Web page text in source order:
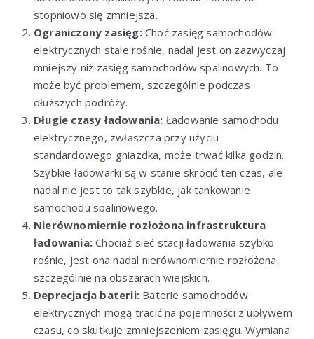
stopniowo się zmniejsza.
Ograniczony zasięg:Choć zasięg samochodów
elektrycznych stale rośnie, nadal jest on zazwyczaj
mniejszy niż zasięg samochodów spalinowych. To
może być problemem, szczególnie podczas
dłuższych podróży.
Długie czasy ładowania: Ładowanie samochodu
elektrycznego, zwłaszcza przy użyciu
standardowego gniazdka, może trwać kilka godzin.
Szybkie ładowarki są w stanie skrócić ten czas, ale
nadal nie jest to tak szybkie, jak tankowanie
samochodu spalinowego.
Nierównomiernie rozłożona infrastruktura
ładowania: Chociaż sieć stacji ładowania szybko
rośnie, jest ona nadal nierównomiernie rozłożona,
szczególnie na obszarach wiejskich.
Deprecjacja baterii: Baterie samochodów
elektrycznych mogą tracić na pojemności z upływem
czasu, co skutkuje zmniejszeniem zasięgu. Wymiana